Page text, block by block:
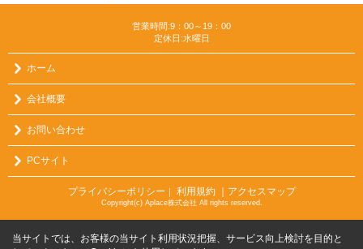
営業時間:9：00～19：00
定休日:水曜日
ホーム
会社概要
お問い合わせ
PCサイト
プライバシーポリシー ｜ 利用規約 ｜アクセスマップ
Copyright(c) Aplace株式会社 All rights reserved.
当サイトでは、お客様の当サイト利用状況把握、サービス向上検討を目的と